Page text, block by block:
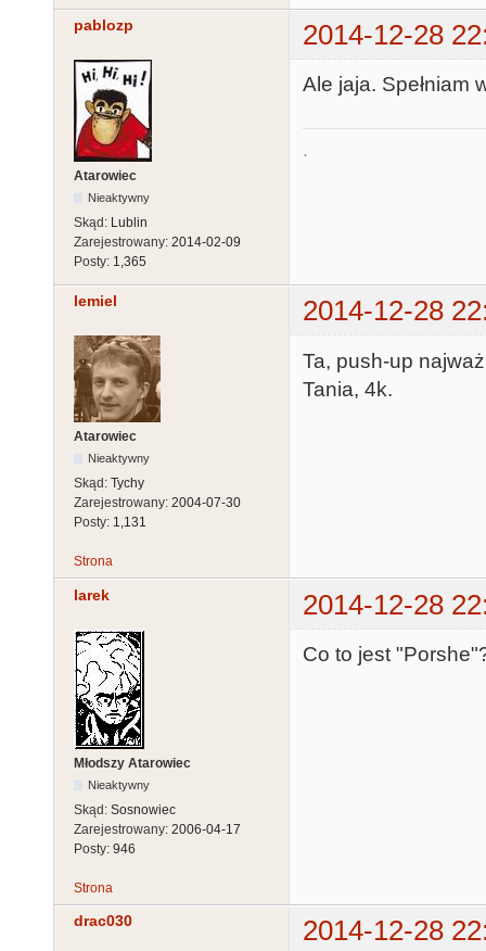
pablozp 2014-12-28
Atarowiec
Nieaktywny
Skąd: Lublin
Zarejestrowany: 2014-02-09
Posty: 1,365
Ale jaja. Spełniam
.
lemiel 2014-12-28
Atarowiec
Nieaktywny
Skąd: Tychy
Zarejestrowany: 2004-07-30
Posty: 1,131
Ta, push-up
Tania, 4k.
Strona
larek 2014-12-28
Młodszy Atarowiec
Nieaktywny
Skąd: Sosnowiec
Zarejestrowany: 2006-04-17
Posty: 946
Co to jest
Strona
drac030
2014-12-28